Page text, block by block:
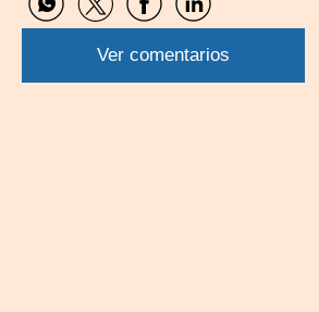
Compartir
por
WhatsApp
Compartir
por
Twitter
Compartir
por
Facebook
Compartir
por
Linkedin
Ver comentarios